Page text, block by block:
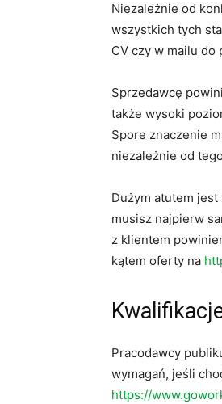
Niezależnie od
wszystkich tych
CV czy w mailu do
Sprzedawcę
także wysoki
Spore znaczenie
niezależnie od
Dużym atutem
musisz najpierw
z klientem
kątem oferty na
Pracodawcy
wymagań, jeśli
https://